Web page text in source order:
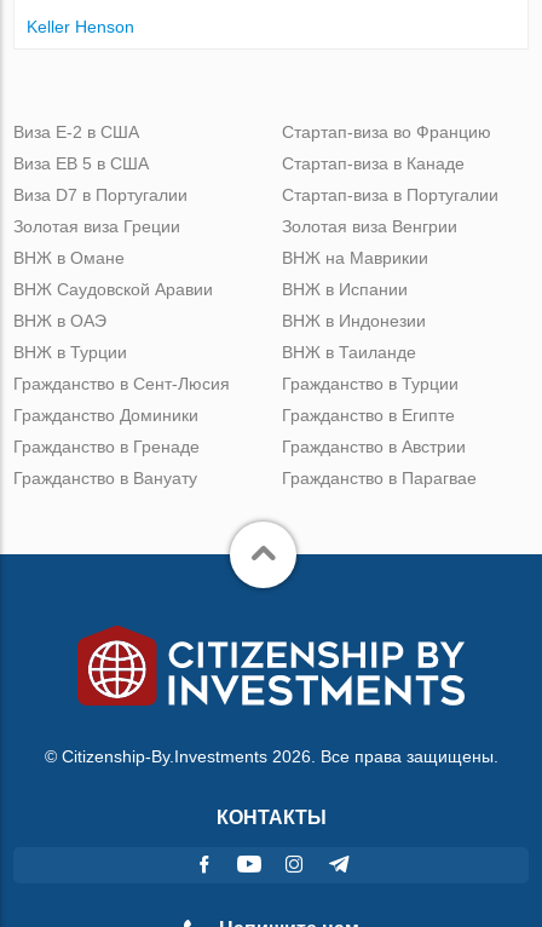
Keller Henson
Виза Е-2 в США
Виза ЕВ 5 в США
Виза D7 в Португалии
Золотая виза Греции
Стартап-виза во Францию
Стартап-виза в Канаде
Стартап-виза в Португалии
Золотая виза Венгрии
ВНЖ в Омане
ВНЖ Саудовской Аравии
ВНЖ в ОАЭ
ВНЖ в Турции
ВНЖ на Маврикии
ВНЖ в Испании
ВНЖ в Индонезии
ВНЖ в Таиланде
Гражданство в Сент-Люсия
Гражданство Доминики
Гражданство в Гренаде
Гражданство в Вануату
Гражданство в Турции
Гражданство в Египте
Гражданство в Австрии
Гражданство в Парагвае
© Citizenship-By.Investments 2026. Все права защищены.
КОНТАКТЫ